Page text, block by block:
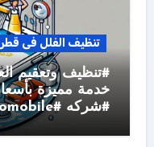
تنظيف الفلل فى قطر
#تنظيف وتعقيم
#شركه #cleaning #automobile